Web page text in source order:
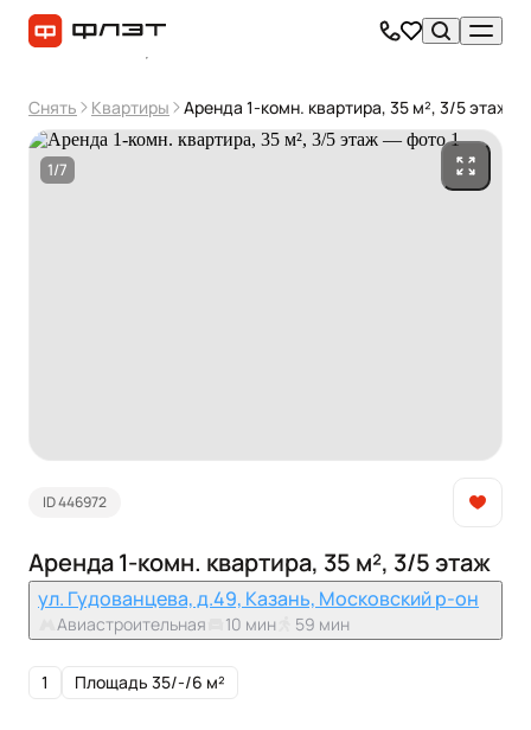
Снять Квартиры Аренда 1-комн. квартира, 35 м², 3/5 этаж
1/7
ID 446972
Аренда 1-комн. квартира, 35 м², 3/5 этаж
ул. Гудованцева, д.49, Казань, Московский р-он
Авиастроительная 10 мин 59 мин
1 Площадь 35/-/6 м²